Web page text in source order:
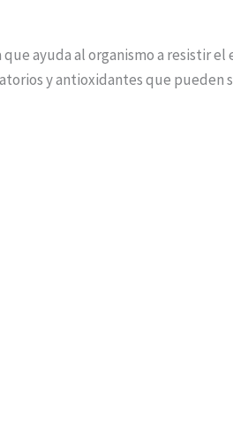
ayuda al organismo a resistir
y antioxidantes que pueden